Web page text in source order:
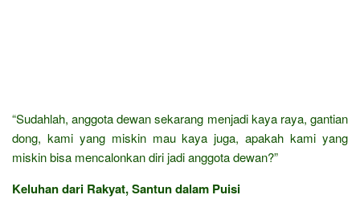
“Sudahlah, anggota dewan sekarang menjadi kaya raya, gantian
dong, kami yang miskin mau kaya juga, apakah kami yang
miskin bisa mencalonkan diri jadi anggota dewan?”
Keluhan dari Rakyat, Santun dalam Puisi